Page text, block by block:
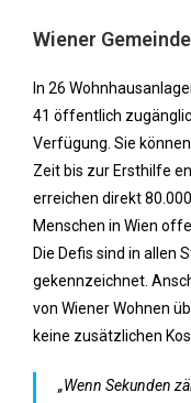
Wiener
In 26
41 öffentlich
Verfügung. Sie
Zeit bis zur Ersthilfe
erreichen direkt
Menschen in Wien
Die Defis sind in allen
gekennzeichnet.
von Wiener Wohnen
keine zusätzlichen
„Wenn Sekunden